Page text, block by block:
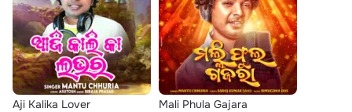
Aji Kalika Lover Mali Phula Gajara